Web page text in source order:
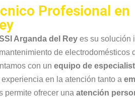
Profesional en
Arganda del Rey es su solución
de electrodomésticos
con un equipo de
en la atención tanto a
permite ofrecer una atención